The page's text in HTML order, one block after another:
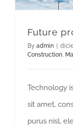
Future
By admin |
Construction
Technology
sit amet,
purus nisl,